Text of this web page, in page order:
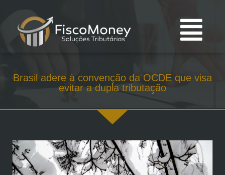
Brasil adere à convenção da OCDE que visa
evitar a dupla tributação